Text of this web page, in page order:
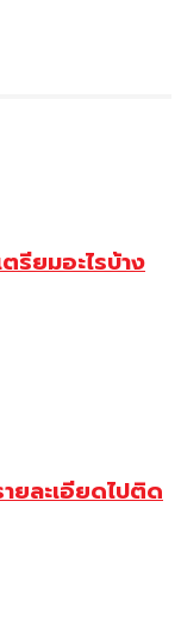
รียมอะไรบ้าง
ยละเอียดไปติด